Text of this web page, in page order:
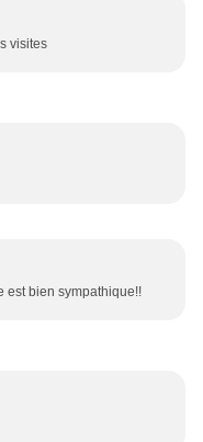
visites
est bien sympathique!!